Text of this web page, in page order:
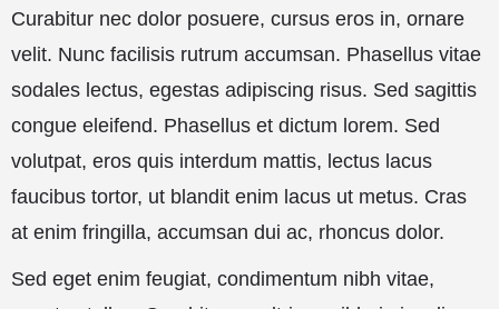
Curabitur nec dolor posuere, cursus eros in, ornare
velit. Nunc facilisis rutrum accumsan. Phasellus vitae
sodales lectus, egestas adipiscing risus. Sed sagittis
congue eleifend. Phasellus et dictum lorem. Sed
volutpat, eros quis interdum mattis, lectus lacus
faucibus tortor, ut blandit enim lacus ut metus. Cras
at enim fringilla, accumsan dui ac, rhoncus dolor.
Sed eget enim feugiat, condimentum nibh vitae,